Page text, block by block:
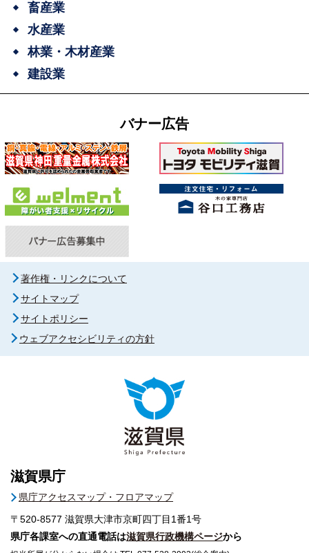
畜産業
水産業
林業・木材産業
建設業
バナー広告
著作権・リンクについて
サイトマップ
サイトポリシー
ウェブアクセシビリティの方針
滋賀県庁
県庁アクセスマップ・フロアマップ
〒520-8577 滋賀県大津市京町四丁目1番1号
県庁各課室への直通電話は滋賀県行政機構ページから